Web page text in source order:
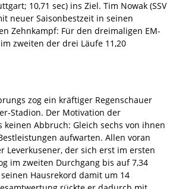
10,71 sec) ins Ziel. Tim Nowak (SSV
neuer Saisonbestzeit in seinen
Zehnkampf: Für den dreimaligen EM-
zweiten der drei Läufe 11,20
zog ein kräftiger Regenschauer
Stadion. Der Motivation der
keinen Abbruch: Gleich sechs von ihnen
aufwarten. Allen voran
Leverkusener, der sich erst im ersten
im zweiten Durchgang bis auf 7,34
Hausrekord damit um 14